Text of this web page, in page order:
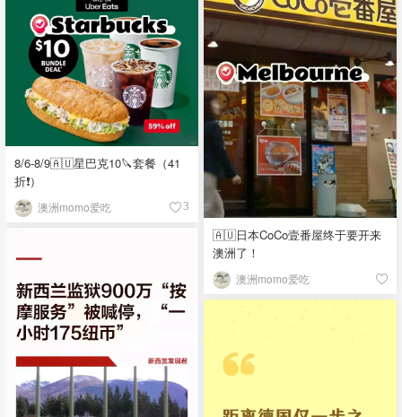
8/6-8/9🇦🇺星巴克10🔪套餐（41
折❗）
澳洲momo爱吃 3
🇦🇺日本CoCo壹番屋终于要开来
澳洲了！
澳洲momo爱吃